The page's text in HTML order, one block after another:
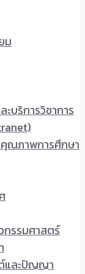
ม
บริการวิชาการ
คุณภาพการศึกษา
กรรมศาสตร์
และปัญญา